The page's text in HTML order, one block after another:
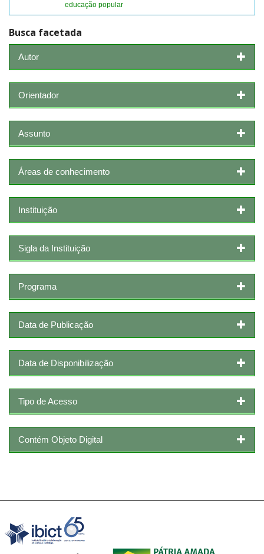
educação popular
Busca facetada
Autor
Orientador
Assunto
Áreas de conhecimento
Instituição
Sigla da Instituição
Programa
Data de Publicação
Data de Disponibilização
Tipo de Acesso
Contém Objeto Digital